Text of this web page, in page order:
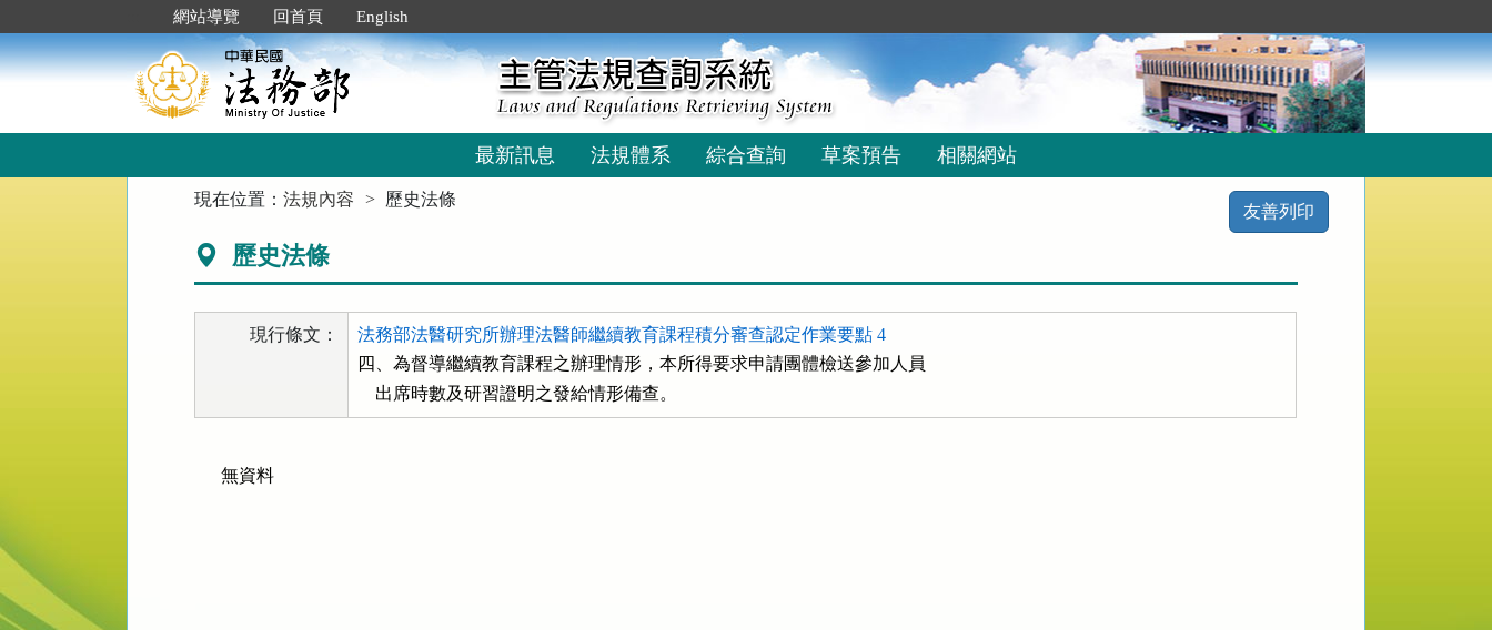
到
主
要
網站導覽 回首頁 English
最新訊息 法規體系 綜合查詢 草案預告 相關網站
現在位置：法規內容 歷史法條
友善列印
歷史法條
現行條文：
法務部法醫研究所辦理法醫師繼續教育課程積分審查認定作業要點 4
四、為督導繼續教育課程之辦理情形，本所得要求申請團體檢送參加人員
    出席時數及研習證明之發給情形備查。
無資料